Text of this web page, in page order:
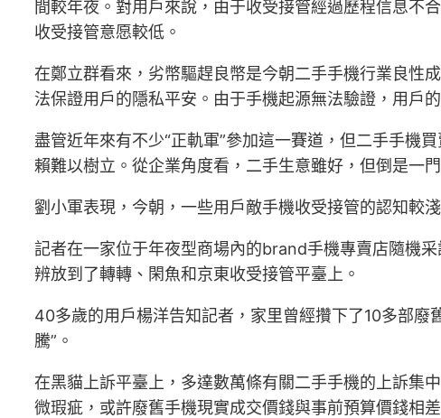
間較年夜。對用戶來說，由于收受接管經過歷程信息不
收受接管意愿較低。
在鄭立群看來，劣幣驅趕良幣是今朝二手手機行業良性
法保證用戶的隱私平安。由于手機起源無法驗證，用戶
盡管近年來有不少“正軌軍”參加這一賽道，但二手手機
賴難以樹立。從企業角度看，二手生意雖好，但倒是一
劉小軍表現，今朝，一些用戶敵手機收受接管的認知較
記者在一家位于年夜型商場內的brand手機專賣店隨機
辨放到了轉轉、閑魚和京東收受接管平臺上。
40多歲的用戶楊洋告知記者，家里曾經攢下了10多部
騰”。
在黑貓上訴平臺上，多達數萬條有關二手手機的上訴集
微瑕疵，或許廢舊手機現實成交價錢與事前預算價錢相差